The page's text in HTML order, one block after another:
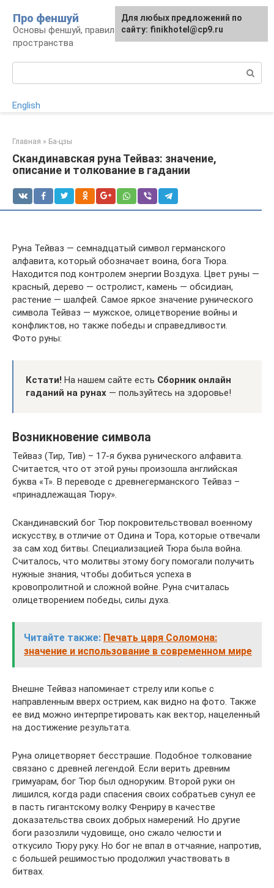
контенту
Про феншуй
Основы феншуй, правила организации
пространства
English
Главная » Ба-цзы
Скандинавская руна Тейваз: значение,
описание и толкование в гадании
Руна Тейваз — семнадцатый символ германского
алфавита, который обозначает воина, бога Тюра.
Находится под контролем энергии Воздуха. Цвет руны —
красный, дерево — остролист, камень — обсидиан,
растение — шалфей. Самое яркое значение рунического
символа Тейваз — мужское, олицетворение войны и
конфликтов, но также победы и справедливости.
Фото руны:
Кстати! На нашем сайте есть Сборник онлайн
гаданий на рунах — пользуйтесь на здоровье!
Возникновение символа
Тейваз (Тир, Тив) – 17-я буква рунического алфавита.
Считается, что от этой руны произошла английская
буква «Т». В переводе с древнегерманского Тейваз –
«принадлежащая Тюру».
Скандинавский бог Тюр покровительствовал военному
искусству, в отличие от Одина и Тора, которые отвечали
за сам ход битвы. Специализацией Тюра была война.
Считалось, что молитвы этому богу помогали получить
нужные знания, чтобы добиться успеха в
кровопролитной и сложной войне. Руна считалась
олицетворением победы, силы духа.
Читайте также: Печать царя Соломона:
значение и использование в современном мире
Внешне Тейваз напоминает стрелу или копье с
направленным вверх острием, как видно на фото. Также
ее вид можно интерпретировать как вектор, нацеленный
на достижение результата.
Руна олицетворяет бесстрашие. Подобное толкование
связано с древней легендой. Если верить древним
гримуарам, бог Тюр был одноруким. Второй руки он
лишился, когда ради спасения своих собратьев сунул ее
в пасть гигантскому волку Фенриру в качестве
доказательства своих добрых намерений. Но другие
боги разозлили чудовище, оно сжало челюсти и
откусило Тюру руку. Но бог не впал в отчаяние, напротив,
с большей решимостью продолжил участвовать в
битвах.
Для любых предложений по
сайту: finikhotel@cp9.ru